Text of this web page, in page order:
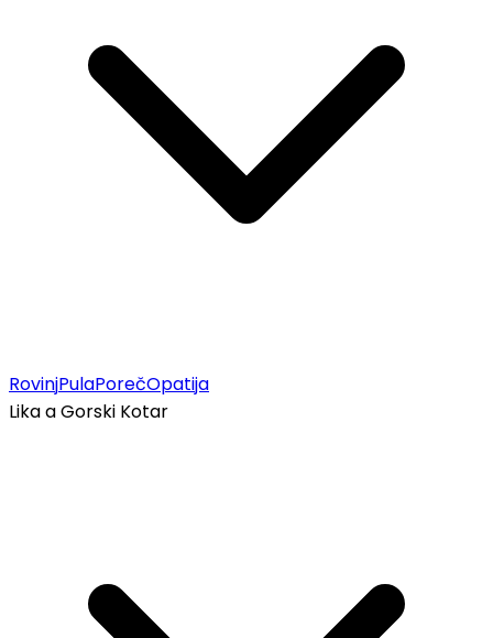
RovinjPulaPorečOpatija
Lika a Gorski Kotar